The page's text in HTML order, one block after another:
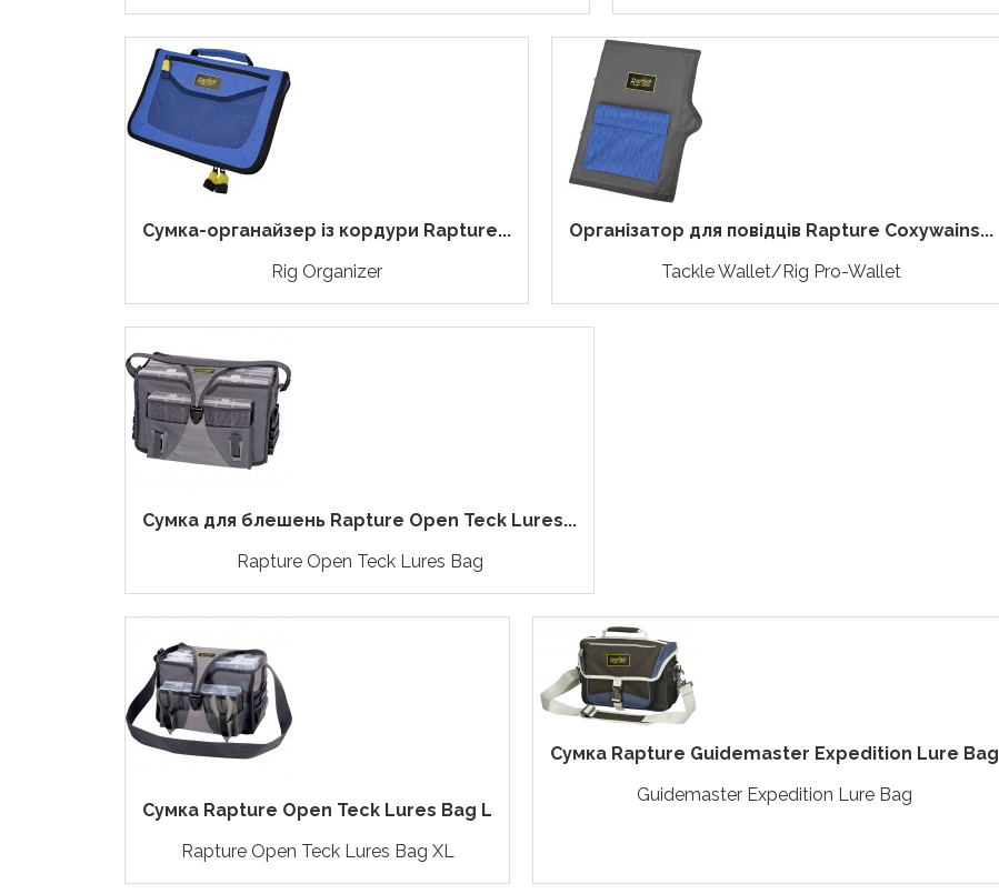
Сумка-органайзер із кордури Rapture...
Rig Organizer
Організатор для повідців Rapture Coxywains...
Tackle Wallet/Rig Pro-Wallet
Сумка для блешень Rapture Open Teck Lures...
Rapture Open Teck Lures Bag
Сумка Rapture Open Teck Lures Bag L
Rapture Open Teck Lures Bag XL
Сумка Rapture Guidemaster Expedition Lure Bag
Guidemaster Expedition Lure Bag